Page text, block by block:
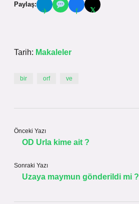
Paylaş:
✈ f 𝕏
Tarih: Makaleler
bir orf ve
Önceki Yazı
OD Urla kime ait ?
Sonraki Yazı
Uzaya maymun gönderildi mi ?